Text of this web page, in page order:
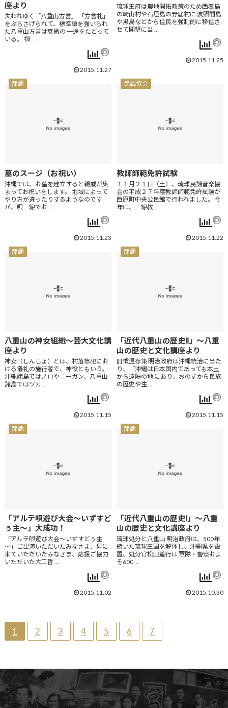
座より
失われゆく「八重山方言」 「方言札」
をぶらさげられて、標準語を強いられ
た八重山方言は衰微の 一途をたどって
いる。 柳 …
2015.11.27
琉球王府は農地開拓政策のため西表島
の崎山村や石垣島の野底村に 波照間島
や黒島などから住民を強制的に移住さ
せて開墾に当 …
2015.11.25
那覇
墓のスージ（お祝い）
沖縄では、お墓を建立すると親戚が集
まってお祝いをします。 地域によって
やり方が違ったりするようなのです
が、唄三線でお …
2015.11.23
民謡協会
教師師範免許試験
１１月２１日（土）、琉球民謡音楽協
会の平成２７年度教師師範免許試験が
西原町中央公民館で行われました。 今
年は、三線教 …
2015.11.22
那覇
八重山の神女組織～芸大文化講
座より
神女（しんじょ）とは、村落祭祀にお
ける儀礼の施行者で、神役ともいう。
沖縄諸島ではノロやニーガン、八重山
諸島ではツカ …
2015.11.15
那覇
「近代八重山の歴史Ⅱ」～八重
山の歴史と文化講座より
旧慣温存策 明治政府は沖縄統治に当た
り、「沖縄は日本国内であっても本土
から遠隔の地 にあり、おのずから民族
の歴史や生 …
2015.11.15
那覇
「アルテ唄遊び大会～いずすど
ぅ主～」大成功！
「アルテ唄遊び大会～いずすどぅ主
～」ご出演いただいたみなさま、見に
来ていただいたみなさま、応援ご協力
いただいた大工哲 …
2015.11.02
那覇
「近代八重山の歴史Ⅰ」～八重
山の歴史と文化講座より
琉球処分と八重山 明治政府は、500年
続いた琉球王国を解体し、沖縄県を設
置、処分官松田道行は 軍隊・警察およ
そ600 …
2015.10.30
1 2 3 4 5 6 7